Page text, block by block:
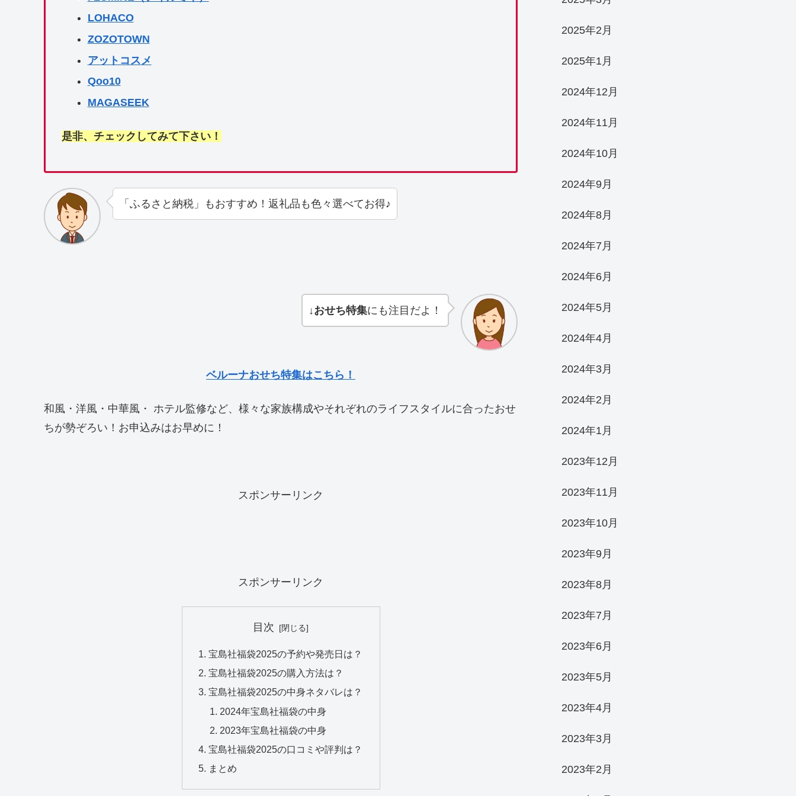
LOHACO
ZOZOTOWN
アットコスメ
Qoo10
MAGASEEK
是非、チェックしてみて下さい！
「ふるさと納税」もおすすめ！返礼品も色々選べてお得♪
↓おせち特集にも注目だよ！
ベルーナおせち特集はこちら！
和風・洋風・中華風・ ホテル監修など、様々な家族構成やそれぞれのライフスタイルに合ったおせ
ちが勢ぞろい！お申込みはお早めに！
スポンサーリンク
スポンサーリンク
目次
宝島社福袋2025の予約や発売日は？
宝島社福袋2025の購入方法は？
宝島社福袋2025の中身ネタバレは？
2024年宝島社福袋の中身
2023年宝島社福袋の中身
宝島社福袋2025の口コミや評判は？
まとめ
2025年2月
2025年1月
2024年12月
2024年11月
2024年10月
2024年9月
2024年8月
2024年7月
2024年6月
2024年5月
2024年4月
2024年3月
2024年2月
2024年1月
2023年12月
2023年11月
2023年10月
2023年9月
2023年8月
2023年7月
2023年6月
2023年5月
2023年4月
2023年3月
2023年2月